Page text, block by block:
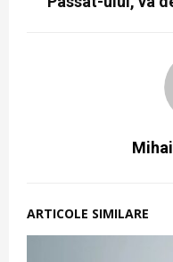
ARTICOLE SIMILARE